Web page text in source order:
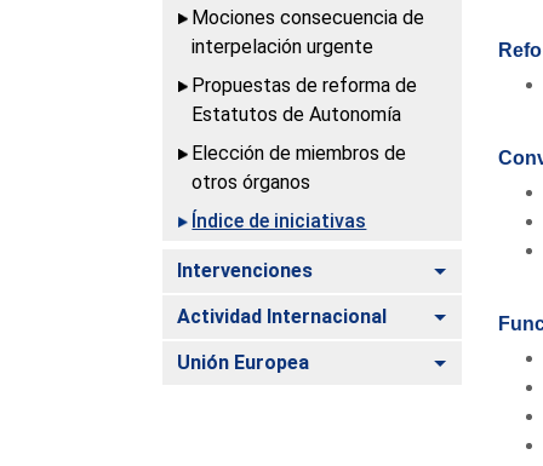
Mociones consecuencia de
interpelación urgente
Propuestas de reforma de
Estatutos de Autonomía
Elección de miembros de
otros órganos
Índice de iniciativas
Intervenciones Alternar
Actividad Internacional Alternar
Unión Europea Alternar